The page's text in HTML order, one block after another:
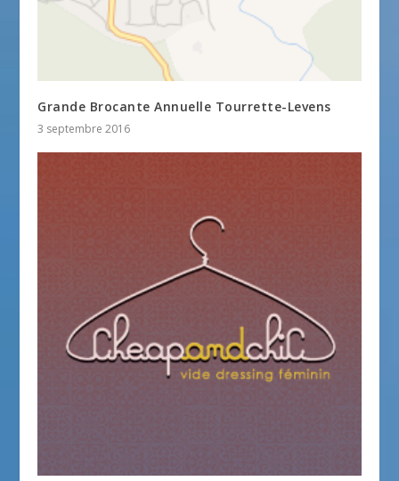
Grande Brocante Annuelle Tourrette-Levens
3 septembre 2016